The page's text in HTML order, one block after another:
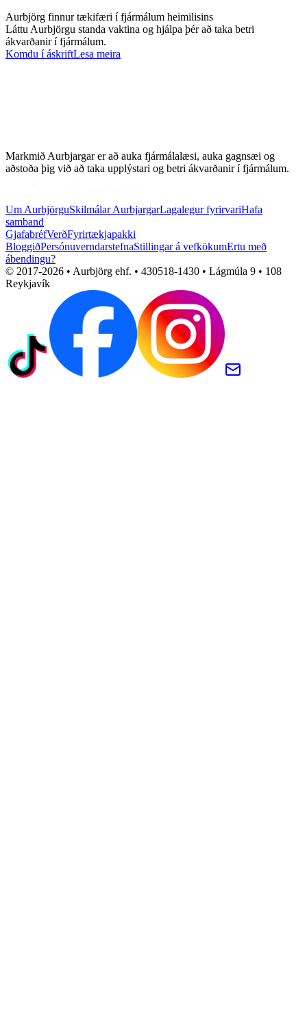
Aurbjörg finnur tækifæri í fjármálum heimilisins
Láttu Aurbjörgu standa vaktina og hjálpa þér að taka betri
ákvarðanir í fjármálum.
Komdu í áskriftLesa meira
Markmið Aurbjargar er að auka fjármálalæsi, auka gagnsæi og
aðstoða þig við að taka upplýstari og betri ákvarðanir í fjármálum.
Um AurbjörguSkilmálar AurbjargarLagalegur fyrirvariHafa
samband
GjafabréfVerðFyrirtækjapakki
BloggiðPersónuverndarstefnaStillingar á vefkökumErtu með
ábendingu?
© 2017-2026 • Aurbjörg ehf. • 430518-1430 • Lágmúla 9 • 108
Reykjavík